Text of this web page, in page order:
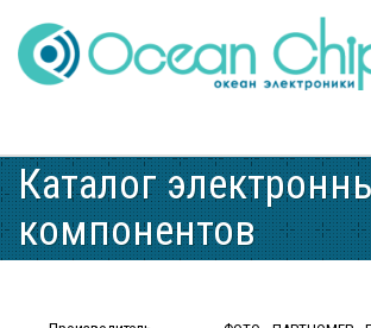
to
content
Каталог
компонентов